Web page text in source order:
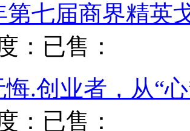
排行
第七届商界精
：已售：